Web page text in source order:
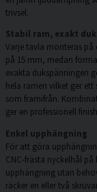
trivsel.
Stabil ram, exakt
Varje tavla monteras på
på 15 mm, medan
exakta dukspänningen
hela ramen vilket ger
som framifrån.
ger en professionell
Enkel upphängning
För att göra
CNC-frästa nyckelhål
upphängning utan
räcker en eller två